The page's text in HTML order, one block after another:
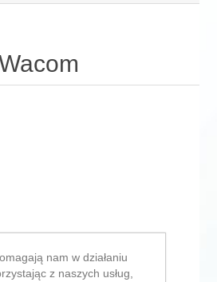
nam w działaniu
z naszych usług,